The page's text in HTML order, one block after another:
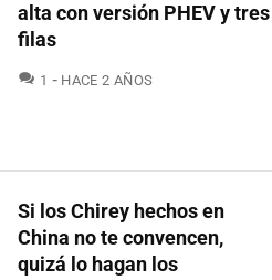
alta con versión PHEV y tres
filas
1 COMENTARIOS
HACE 2 AÑOS
Si los Chirey hechos en
China no te convencen,
quizá lo hagan los